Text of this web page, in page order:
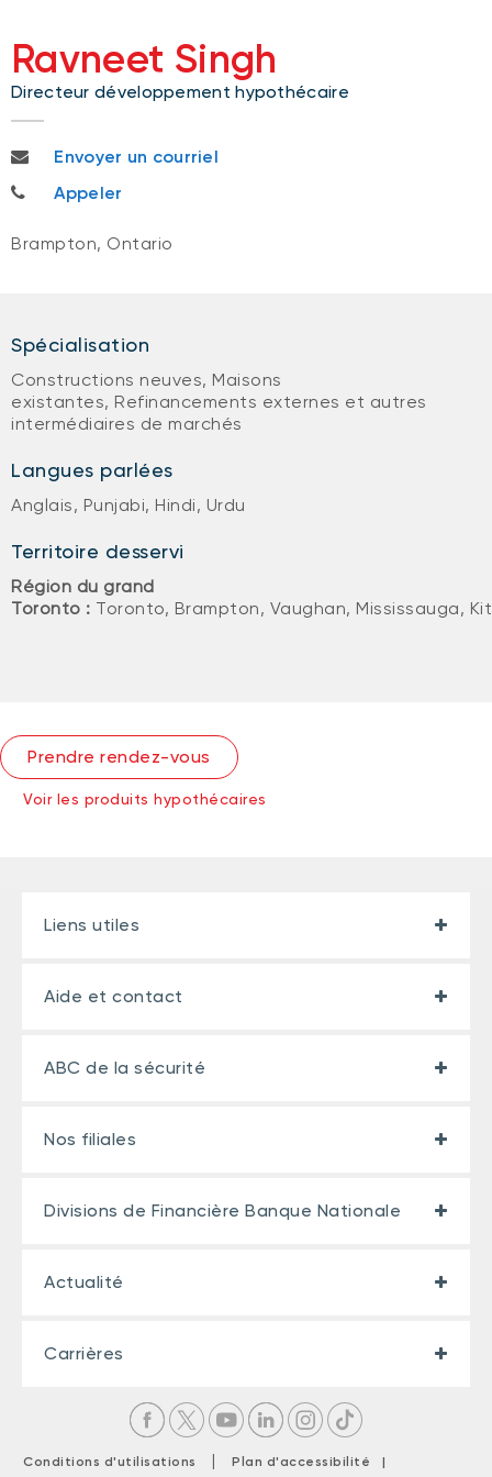
Ravneet Singh
Directeur développement hypothécaire
ravneet.singh@nbc.ca
Envoyer un courriel
416 505-6524
Appeler
Brampton, Ontario
Spécialisation
Constructions neuves, Maisons
existantes, Refinancements externes et autres
intermédiaires de marchés
Langues parlées
Anglais, Punjabi, Hindi, Urdu
Territoire desservi
Région du grand
Toronto : Toronto, Brampton, Vaughan, Mississauga,
Prendre rendez-vous
Voir les produits hypothécaires
Liens utiles
Aide et contact
ABC de la sécurité
Nos filiales
Divisions de Financière Banque Nationale
Actualité
Carrières
Conditions d'utilisations | Plan d'accessibilité |